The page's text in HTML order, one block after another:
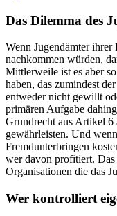
Das Dilemma des
Wenn Jugendämter
nachkommen würden,
Mittlerweile ist es aber
haben, das zumindest
entweder nicht gewillt
primären Aufgabe
Grundrecht aus Artikel 6
gewährleisten. Und
Fremdunterbringen
wer davon profitiert.
Organisationen die das
Wer kontrolliert